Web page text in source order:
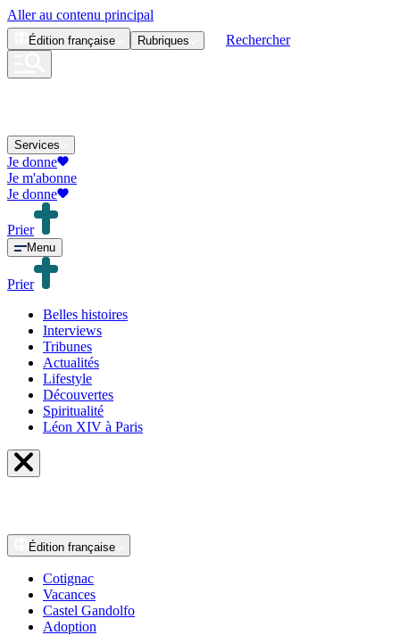
Aller au contenu principal
Édition française Rubriques Rechercher
Services
Je donne
Je m'abonne
Je donne
Prier
Menu
Prier
Belles histoires
Interviews
Tribunes
Actualités
Lifestyle
Découvertes
Spiritualité
Léon XIV à Paris
Édition française
Cotignac
Vacances
Castel Gandolfo
Adoption